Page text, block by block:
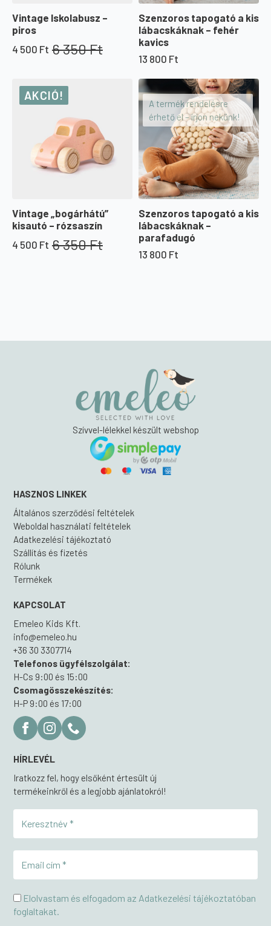
Vintage Iskolabusz –
piros
6 350Ft
Original
350 Ft.
4 500 Ft
Current
500 Ft.
Szenzoros tapogató a kis
lábacskáknak – fehér
kavics
13 800 Ft
AKCIÓ!
Vintage „bogárhátú”
kisautó – rózsaszín
6 350Ft
Original
4 500 Ft
Current
A termék rendelésre
érhető el – írjon nekünk!
Szenzoros tapogató a kis
lábacskáknak –
parafadugó
13 800 Ft
Szívvel-lélekkel készült webshop
HASZNOS LINKEK
Általános szerződési feltételek
Weboldal használati feltételek
Adatkezelési tájékoztató
Szállítás és fizetés
Rólunk
Termékek
KAPCSOLAT
Emeleo Kids Kft.
info@emeleo.hu
+36 30 3307714
Telefonos ügyfélszolgálat:
H-Cs 9:00 és 15:00
Csomagösszekészítés:
H-P 9:00 és 17:00
HÍRLEVÉL
Iratkozz fel, hogy elsőként értesült új
termékeinkről és a legjobb ajánlatokról!
Elolvastam és elfogadom az Adatkezelési tájékoztatóban
foglaltakat.